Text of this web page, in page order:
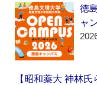
徳
ャ
【昭和薬大 神林